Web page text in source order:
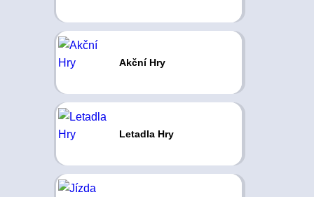
Akční Hry
Letadla Hry